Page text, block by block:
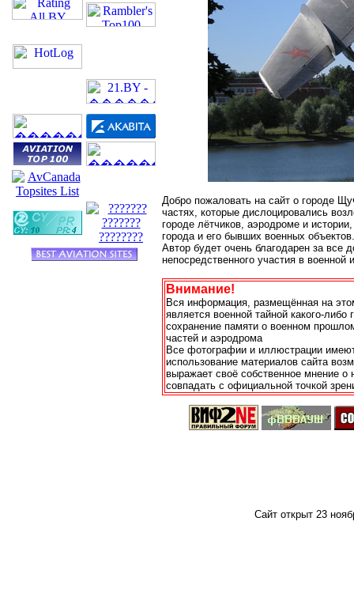
Добро пожаловать на сайт о городе
частях, которые дислоцировались
городе лётчиков, аэродроме и
города и его бывших военных объектов.
Автор будет очень благодарен за все
непосредственного участия в военной
Внимание!
Вся информация, размещённая на
является военной тайной какого-
сохранение памяти о военном
частей и аэродрома
Все фотографии и иллюстрации
использование материалов сайта
выражает своё собственное мнение о
совпадать с официальной точкой
Сайт открыт 23